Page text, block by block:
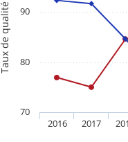
Taux de qualité
2016 2017
70
80
90